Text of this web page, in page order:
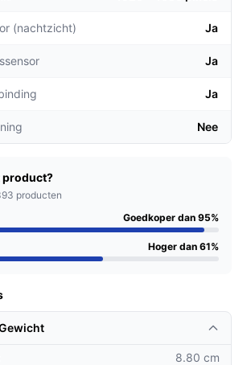
op afstand:
Met de geïntegreerde
u eenvoudig communiceren met
uitermate geschikt voor zowel
binnenbewakingsoplossing. Denk
die hun woning willen beveiligen.
toezicht willen houden op hun kinderen
die hun pand in de gaten willen
(nachtzicht) Ja
Ja
Ja
Nee
product?
producten
Goedkoper dan 95%
Hoger dan 61%
8.80 cm